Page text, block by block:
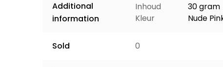
Additional
information
Inhoud
30 gram
Kleur
Nude
Sold 0